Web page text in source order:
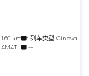
160 km/h列车类型 Cinova
4M4T --